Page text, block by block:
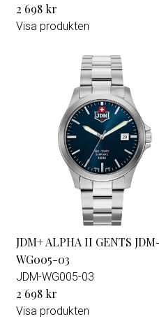
2 698 kr
Visa produkten
JDM+ ALPHA II GENTS
WG005-03
JDM-WG005-03
2 698 kr
Visa produkten